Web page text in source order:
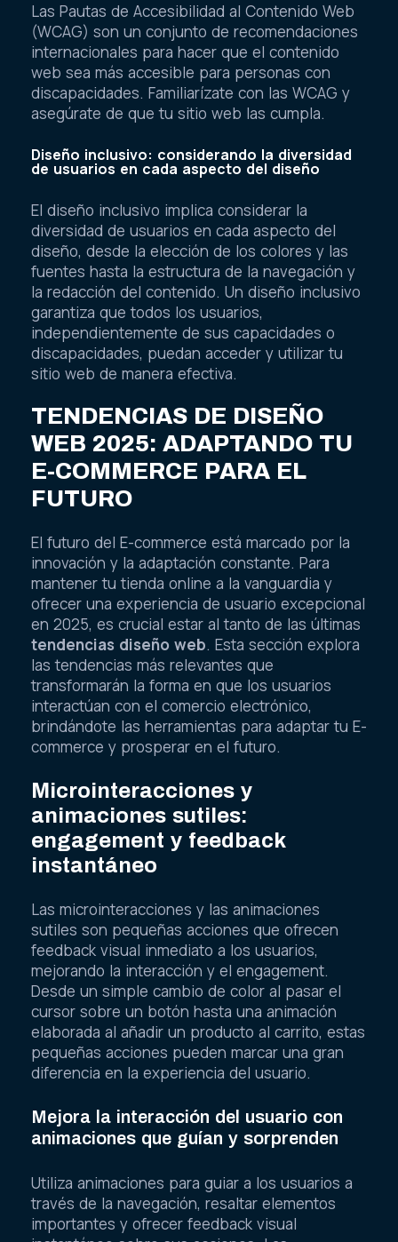
Las Pautas de Accesibilidad al Contenido Web
(WCAG) son un conjunto de recomendaciones
internacionales para hacer que el contenido
web sea más accesible para personas con
discapacidades. Familiarízate con las WCAG y
asegúrate de que tu sitio web las cumpla.
Diseño inclusivo: considerando la diversidad
de usuarios en cada aspecto del diseño
El diseño inclusivo implica considerar la
diversidad de usuarios en cada aspecto del
diseño, desde la elección de los colores y las
fuentes hasta la estructura de la navegación y
la redacción del contenido. Un diseño inclusivo
garantiza que todos los usuarios,
independientemente de sus capacidades o
discapacidades, puedan acceder y utilizar tu
sitio web de manera efectiva.
TENDENCIAS DE DISEÑO
WEB 2025: ADAPTANDO TU
E-COMMERCE PARA EL
FUTURO
El futuro del E-commerce está marcado por la
innovación y la adaptación constante. Para
mantener tu tienda online a la vanguardia y
ofrecer una experiencia de usuario excepcional
en 2025, es crucial estar al tanto de las últimas
tendencias diseño web. Esta sección explora
las tendencias más relevantes que
transformarán la forma en que los usuarios
interactúan con el comercio electrónico,
brindándote las herramientas para adaptar tu E-
commerce y prosperar en el futuro.
Microinteracciones y
animaciones sutiles:
engagement y feedback
instantáneo
Las microinteracciones y las animaciones
sutiles son pequeñas acciones que ofrecen
feedback visual inmediato a los usuarios,
mejorando la interacción y el engagement.
Desde un simple cambio de color al pasar el
cursor sobre un botón hasta una animación
elaborada al añadir un producto al carrito, estas
pequeñas acciones pueden marcar una gran
diferencia en la experiencia del usuario.
Mejora la interacción del usuario con
animaciones que guían y sorprenden
Utiliza animaciones para guiar a los usuarios a
través de la navegación, resaltar elementos
importantes y ofrecer feedback visual